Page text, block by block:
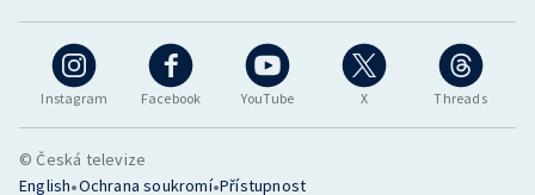
Instagram Facebook YouTube X Threads
© Česká televize
English•Ochrana soukromí•Přístupnost